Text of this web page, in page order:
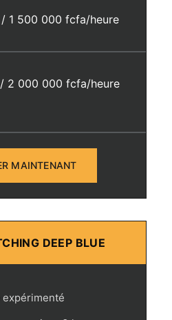
1 500 000 fcfa/heure
2 000 000 fcfa/heure
MAINTENANT
DEEP BLUE
expérimenté